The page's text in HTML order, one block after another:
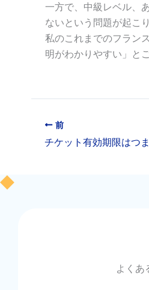
一方で、中級レベル、
ないという問題が起こ
私のこれまでのフラン
明がわかりやすい」と
前
よくあ